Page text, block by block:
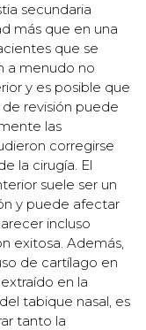
secundaria
más que en una
que se
a menudo no
y es posible que
revisión puede
las
corregirse
la cirugía. El
suele ser un
y puede afectar
incluso
exitosa. Además,
de cartílago en
en la
tabique nasal, es
tanto la